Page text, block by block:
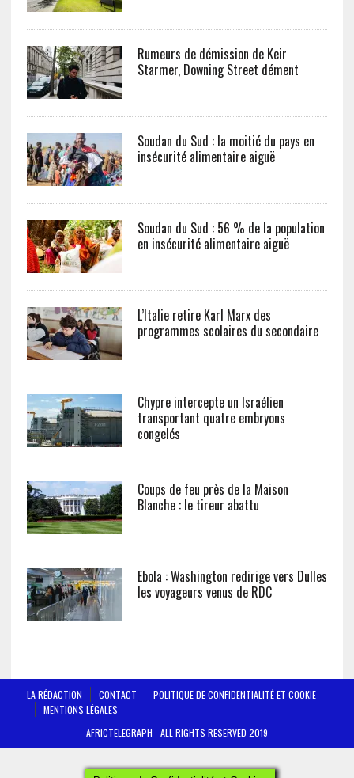
Rumeurs de démission de Keir
Starmer, Downing Street dément
Soudan du Sud : la moitié du pays en
insécurité alimentaire aiguë
Soudan du Sud : 56 % de la population
en insécurité alimentaire aiguë
L’Italie retire Karl Marx des
programmes scolaires du secondaire
Chypre intercepte un Israélien
transportant quatre embryons
congelés
Coups de feu près de la Maison
Blanche : le tireur abattu
Ebola : Washington redirige vers Dulles
les voyageurs venus de RDC
LA RÉDACTION CONTACT
POLITIQUE DE CONFIDENTIALITÉ ET COOKIE
MENTIONS LÉGALES
AFRICTELEGRAPH - ALL RIGHTS RESERVED 2019